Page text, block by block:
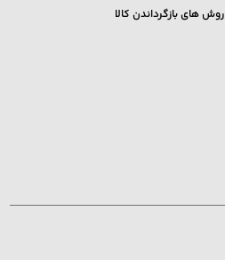
روش های بازگرداندن کالا